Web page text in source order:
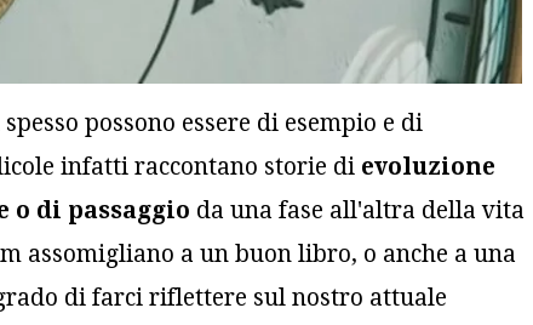
possono essere di esempio e di
infatti raccontano storie di evoluzione
o di passaggio da una fase all'altra della vita
assomigliano a un buon libro, o anche a una
di farci riflettere sul nostro attuale